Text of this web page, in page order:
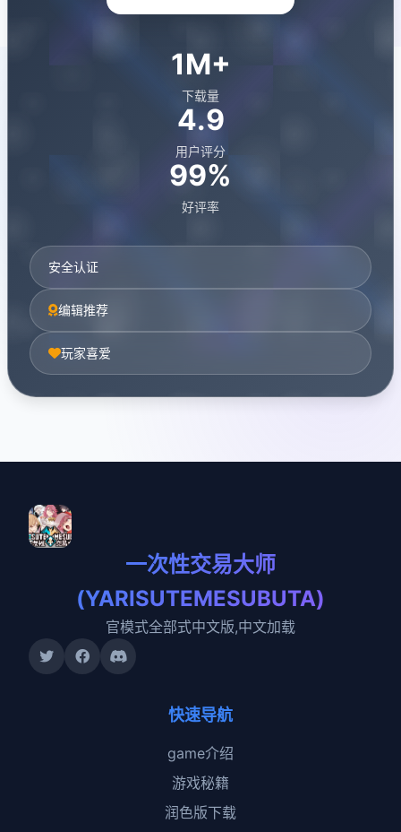
1M+
下载量
4.9
用户评分
99%
好评率
安全认证
编辑推荐
玩家喜爱
一次性交易大师
(YARISUTEMESUBUTA)
官模式全部式中文版,中文加载
快速导航
game介绍
游戏秘籍
润色版下载